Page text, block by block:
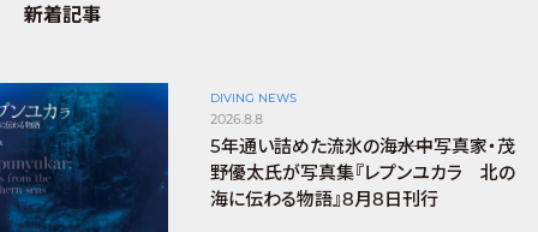
新着記事
DIVING NEWS
2026.8.8
5年通い詰めた流氷の海――水中写真家・茂
野優太氏が写真集『レプンユカラ 北の
海に伝わる物語』8月8日刊行